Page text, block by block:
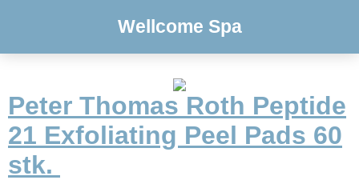
Wellcome Spa
Peter Thomas Roth Peptide
21 Exfoliating Peel Pads 60
stk.